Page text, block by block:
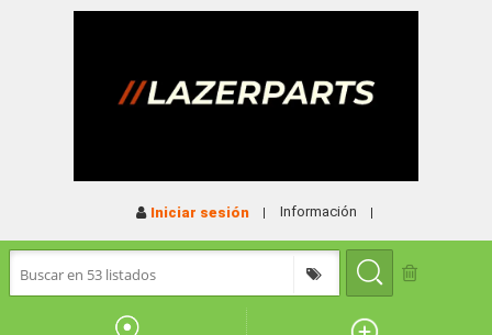
Información
Iniciar sesión